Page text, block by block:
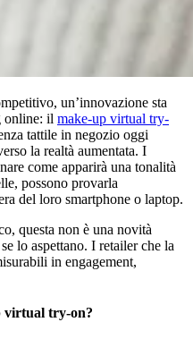
un’innovazione sta
online: il make-up virtual try-
tattile in negozio oggi
la realtà aumentata. I
come apparirà una tonalità
possono provarla
del loro smartphone o laptop.
questa non è una novità
lo aspettano. I retailer che la
in engagement,
virtual try-on?